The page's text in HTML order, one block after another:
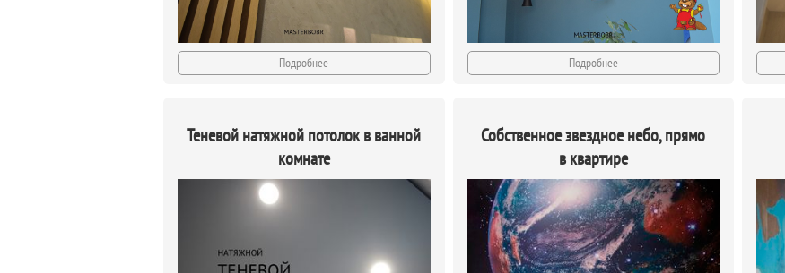
Подробнее Подробнее
Теневой натяжной потолок в ванной
комнате
Собственное звездное небо, прямо
в квартире